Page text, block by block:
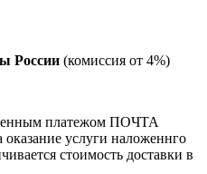
России (комиссия от 4%)
платежом ПОЧТА
услуги наложеннго
стоимость доставки в